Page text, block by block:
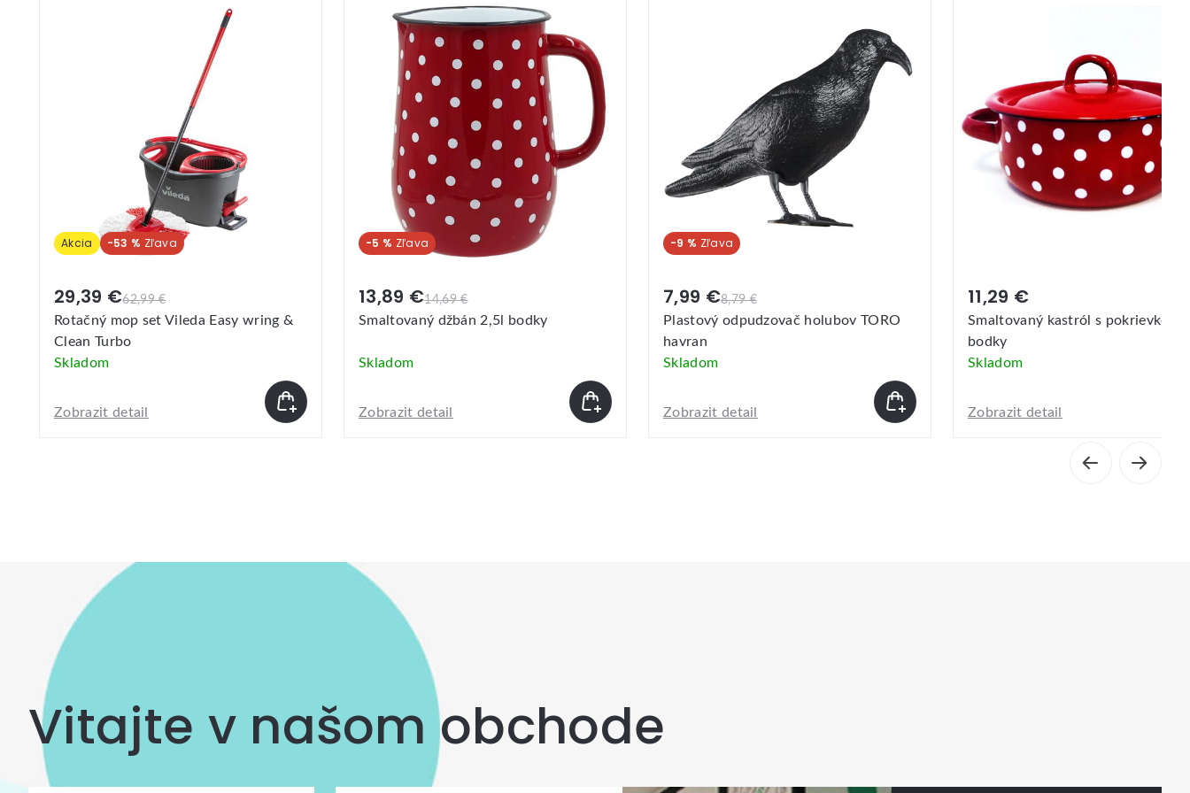
Akcia -53 %
62,99 €
29,39 €
Rotačný mop set Vileda Easy wring &
Clean Turbo
Skladom
Zobrazit detail
-5 %
14,69 €
13,89 €
Smaltovaný džbán 2,5l bodky
Skladom
Zobrazit detail
-9 %
8,79 €
7,99 €
Plastový odpudzovač holubov TORO
havran
Skladom
Zobrazit detail
11,29 €
Smaltovaný kastról s pokrievkou
bodky
Skladom
Zobrazit detail
Vitajte v našom obchode